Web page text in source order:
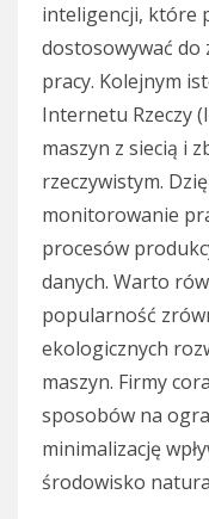
inteligencji, które
dostosowywać do
pracy. Kolejnym
Internetu Rzeczy
maszyn z siecią i
rzeczywistym.
monitorowanie
procesów
danych. Warto
popularność
ekologicznych
maszyn. Firmy
sposobów na
minimalizację
środowisko